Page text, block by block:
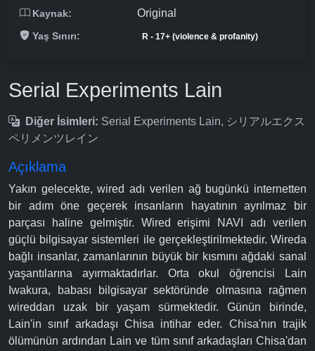
Kaynak: Original
Yaş Sınırı: R - 17+ (violence & profanity)
Serial Experiments Lain
Diğer İsimleri: Serial Experiments Lain, シリアルエクス
ペリメンツレイン
Açıklama
Yakın gelecekte, wired adı verilen ağ bugünkü internetten
bir adım öne geçerek insanların hayatının ayrılmaz bir
parçası haline gelmiştir. Wired erişimi NAVI adı verilen
güçlü bilgisayar sistemleri ile gerçekleştirilmektedir. Wireda
bağlı insanlar, zamanlarının büyük bir kısmını ağdaki sanal
yaşantılarına ayırmaktadırlar. Orta okul öğrencisi Lain
Iwakura, babası bilgisayar sektöründe olmasına rağmen
wireddan uzak bir yaşam sürmektedir. Günün birinde,
Lain'in sınıf arkadaşı Chisa intihar eder. Chisa'nın trajik
ölümünün ardından Lain ve tüm sınıf arkadaşları Chisa'dan